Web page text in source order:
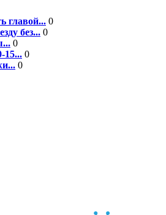
главой... 0
без... 0
0
15... 0
0